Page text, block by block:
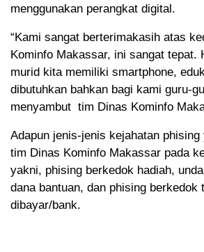
menggunakan perangkat digital.
“Kami sangat berterimakasih atas
Kominfo Makassar, ini sangat tepat.
murid kita memiliki smartphone,
dibutuhkan bahkan bagi kami guru-
menyambut tim Dinas Kominfo
Adapun jenis-jenis kejahatan phising
tim Dinas Kominfo Makassar pada
yakni, phising berkedok hadiah,
dana bantuan, dan phising berkedok
dibayar/bank.